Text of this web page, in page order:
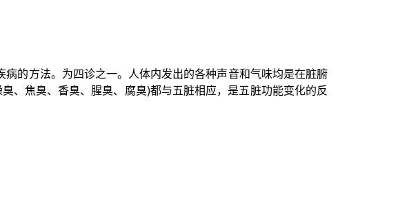
的方法。为四诊之一。人体内发出的各种声音和气味均是在脏腑
、焦臭、香臭、腥臭、腐臭)都与五脏相应，是五脏功能变化的反